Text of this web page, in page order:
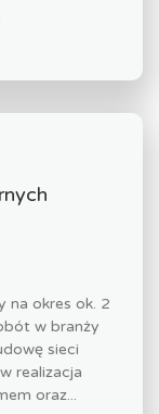
na okres ok. 2
w branży
sieci
realizacja
oraz...